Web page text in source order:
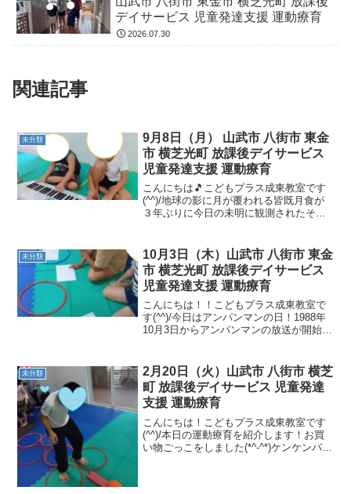
デイサービス 児童発達支援 運動療育
2026.07.30
関連記事
未分類
9月8日（月） 山武市 八街市 東金
市 横芝光町 放課後デイサービス
児童発達支援 運動療育
こんにちは🎵こどもプラス成東教室です
(^^)/地球の影に月が覆われる皆既月食が
３年ぶりに今日の未明に観測されたそう
うです🌕🌔🌓🌒🌑今日も子ども達は元気
に遊んで...
未分類
10月3日（木）山武市 八街市 東金
市 横芝光町 放課後デイサービス
児童発達支援 運動療育
こんにちは！！こどもプラス成東教室で
す(^^)/今日はアンパンマンの日！1988年
10月3日からアンパンマンの放送が開始さ
れたそうです。今でも大人気のアンパン
マン！！い...
未分類
2月20日（火）山武市 八街市 横芝
町 放課後デイサービス 児童発達
支援 運動療育
こんにちは！こどもプラス成東教室です
(^^)/本日の運動療育を紹介します！お買
い物ごっこをしました(*^-^*)ケンケンパで